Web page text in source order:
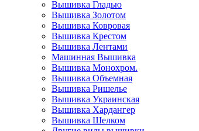
Вышивка Гладью
Вышивка Золотом
Вышивка Ковровая
Вышивка Крестом
Вышивка Лентами
Машинная Вышивка
Вышивка Монохром.
Вышивка Объемная
Вышивка Ришелье
Вышивка Украинская
Вышивка Хардангер
Вышивка Шелком